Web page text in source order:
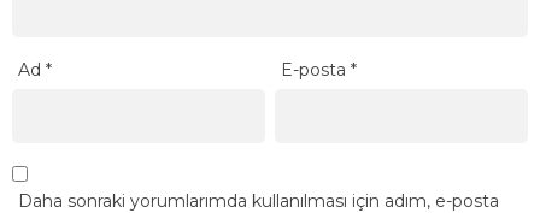
Ad * E-posta*
Daha sonraki yorumlarımda kullanılması için adım, e-posta